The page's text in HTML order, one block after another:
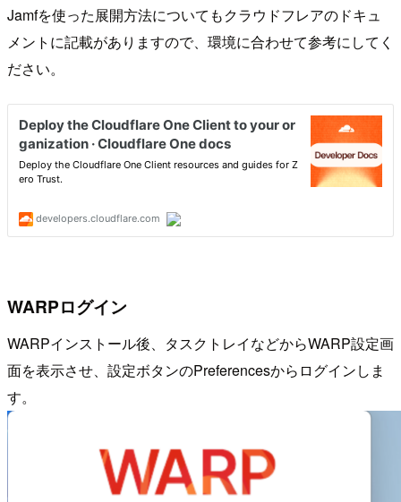
Jamfを使った展開方法についてもクラウドフレアのドキュ
メントに記載がありますので、環境に合わせて参考にしてく
ださい。
WARPログイン
WARPインストール後、タスクトレイなどからWARP設定画
面を表示させ、設定ボタンのPreferencesからログインしま
す。